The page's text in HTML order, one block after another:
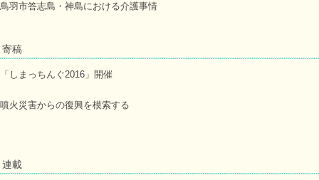
鳥羽市答志島・神島における介護事情
寄稿
「しまっちんぐ2016」開催
噴火災害からの復興を模索する
連載